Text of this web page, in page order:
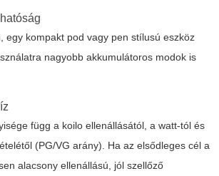
egy kompakt pod vagy pen stílusú eszköz
nagyobb akkumulátoros modok is
függ a koilo ellenállásától, a watt-tól és
(PG/VG arány). Ha az elsődleges cél a
alacsony ellenállású, jól szellőző